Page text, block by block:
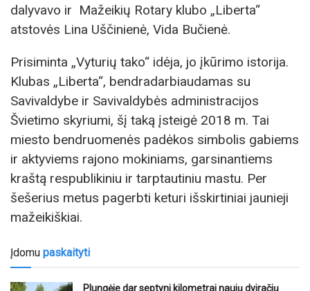
dalyvavo ir Mažeikių Rotary klubo „Liberta“
atstovės Lina Uščinienė, Vida Bučienė.
Prisiminta „Vyturių tako“ idėja, jo įkūrimo istorija.
Klubas „Liberta“, bendradarbiaudamas su
Savivaldybe ir Savivaldybės administracijos
Švietimo skyriumi, šį taką įsteigė 2018 m. Tai
miesto bendruomenės padėkos simbolis gabiems
ir aktyviems rajono mokiniams, garsinantiems
kraštą respublikiniu ir tarptautiniu mastu. Per
šešerius metus pagerbti keturi išskirtiniai jaunieji
mažeikiškiai.
Įdomu paskaityti
Plungėje dar septyni kilometrai naujų dviračių